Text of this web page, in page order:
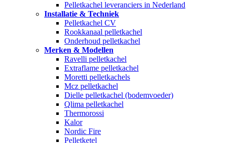
Pelletkachel leveranciers in Nederland
Installatie & Techniek
Pelletkachel CV
Rookkanaal pelletkachel
Onderhoud pelletkachel
Merken & Modellen
Ravelli pelletkachel
Extraflame pelletkachel
Moretti pelletkachels
Mcz pelletkachel
Dielle pelletkachel (bodemvoeder)
Qlima pelletkachel
Thermorossi
Kalor
Nordic Fire
Pelletketel